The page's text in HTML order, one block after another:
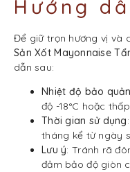
Hướng
Để giữ trọn hương vị và
Sản Xốt Mayonnaise
dẫn sau:
Nhiệt độ bảo quản
độ -18°C hoặc
Thời gian sử dụng
tháng kể từ ngày
Lưu ý: Tránh rã
đảm bảo độ giòn